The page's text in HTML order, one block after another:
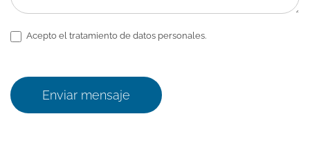
Acepto el tratamiento de datos personales.
Enviar mensaje